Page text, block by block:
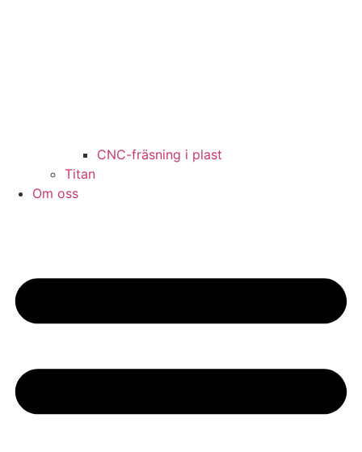
CNC-fräsning i plast
Titan
Om oss